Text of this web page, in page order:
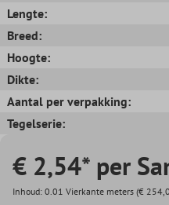
Lengte:
Breed:
Hoogte:
Dikte:
Aantal per verpakking:
Tegelserie:
€ 2,54* per
Inhoud: 0.01 Vierkante meters (€